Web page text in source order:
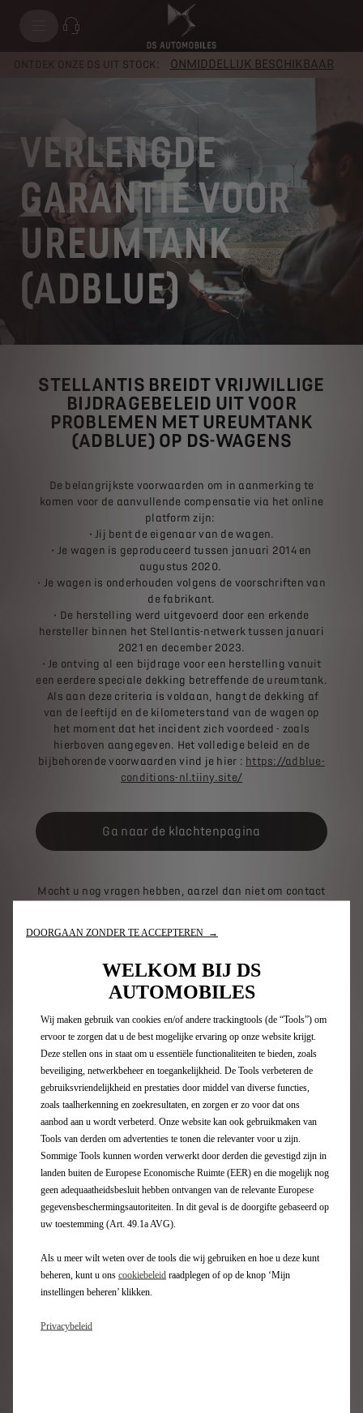
ONTDEK ONZE DS UIT STOCK: ONMIDDELLIJK BESCHIKBAAR
VERLENGDE
GARANTIE VOOR
UREUMTANK
(ADBLUE)
STELLANTIS BREIDT VRIJWILLIGE
BIJDRAGEBELEID UIT VOOR
PROBLEMEN MET UREUMTANK
(ADBLUE) OP DS-WAGENS
De belangrijkste voorwaarden om in aanmerking te
komen voor de aanvullende compensatie via het online
platform zijn:
• Jij bent de eigenaar van de wagen.
• Je wagen is geproduceerd tussen januari 2014 en
augustus 2020.
• Je wagen is onderhouden volgens de voorschriften van
de fabrikant.
• De herstelling werd uitgevoerd door een erkende
hersteller binnen het Stellantis-netwerk tussen januari
2021 en december 2023.
• Je ontving al een bijdrage voor een herstelling vanuit
een eerdere speciale dekking betreffende de ureumtank.
Als aan deze criteria is voldaan, hangt de dekking af
van de leeftijd en de kilometerstand van de wagen op
het moment dat het incident zich voordeed - zoals
hierboven aangegeven. Het volledige beleid en de
bijbehorende voorwaarden vind je hier : https://adblue-
conditions-nl.tiiny.site/
Ga naar de klachtenpagina
Mocht u nog vragen hebben, aarzel dan niet om contact
nummer 0800-19550.
Inschrijving nieuwsbrief
DS Gamma
Elektrische wagen
Oplaadbare hybridewagen
SUV
Berlines
Limited editions DS
Direct naar
DS Configurator
Beschikbare wagens
Particulieren aanbiedingen
Schat uw overname
DOORGAAN ZONDER TE ACCEPTEREN →
WELKOM BIJ DS
AUTOMOBILES
Wij maken gebruik van cookies en/of andere trackingtools (de “Tools”) om
ervoor te zorgen dat u de best mogelijke ervaring op onze website krijgt.
Deze stellen ons in staat om u essentiële functionaliteiten te bieden, zoals
beveiliging, netwerkbeheer en toegankelijkheid. De Tools verbeteren de
gebruiksvriendelijkheid en prestaties door middel van diverse functies,
zoals taalherkenning en zoekresultaten, en zorgen er zo voor dat ons
aanbod aan u wordt verbeterd. Onze website kan ook gebruikmaken van
Tools van derden om advertenties te tonen die relevanter voor u zijn.
Sommige Tools kunnen worden verwerkt door derden die gevestigd zijn in
landen buiten de Europese Economische Ruimte (EER) en die mogelijk nog
geen adequaatheidsbesluit hebben ontvangen van de relevante Europese
gegevensbeschermingsautoriteiten. In dit geval is de doorgifte gebaseerd op
uw toestemming (Art. 49.1a AVG).
Als u meer wilt weten over de tools die wij gebruiken en hoe u deze kunt
beheren, kunt u ons cookiebeleid raadplegen of op de knop ‘Mijn
instellingen beheren’ klikken.
Privacybeleid